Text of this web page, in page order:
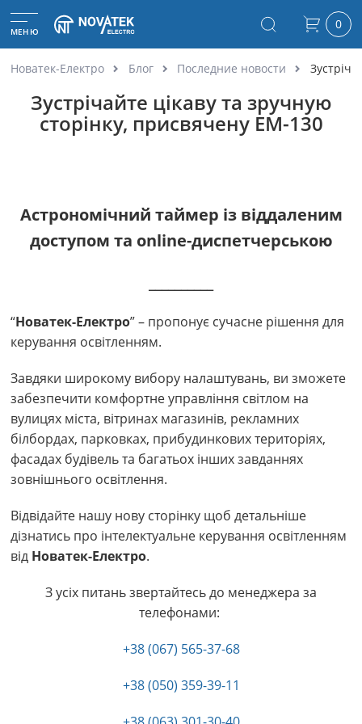
МЕНЮ 0
Новатек-Електро Блог Последние новости
Астрономічний таймер із віддаленим
доступом та online-диспетчерською
“Новатек-Електро” – пропонує сучасне рішення для
керування освітленням.
Завдяки широкому вибору налаштувань, ви зможете
забезпечити комфортне управління світлом на
вулицях міста, вітринах магазинів, рекламних
білбордах, парковках, прибудинкових територіях,
фасадах будівель та багатьох інших завданнях
зовнішнього освітлення.
Відвідайте нашу нову сторінку щоб детальніше
дізнатись про інтелектуальне керування освітленням
від Новатек-Електро.
З усіх питань звертайтесь до менеджера за
телефонами:
+38 (067) 565-37-68
+38 (050) 359-39-11
Зустрічайте цікаву та зручную
сторінку, присвячену ЕМ-130